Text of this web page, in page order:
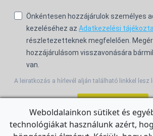
Önkéntesen hozzájárulok személyes
kezeléséhez az Adatkezelési
részletezetteknek megfelelően.
hozzájárulásom visszavonására
van.
A leiratkozás a hírlevél alján található linkkel lesz
For the English Newsletter, clickHERE.
Weboldalainkon sütiket és
technológiákat használunk azért,